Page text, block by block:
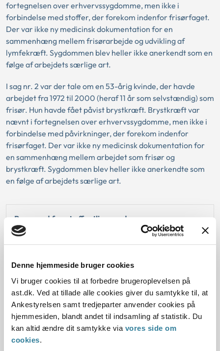
Denne hjemmeside bruger cookies
Vi bruger cookies til at forbedre brugeroplevelsen på
ast.dk. Ved at tillade alle cookies giver du samtykke til, at
Ankestyrelsen samt tredjeparter anvender cookies på
hjemmesiden, blandt andet til indsamling af statistik. Du
kan altid ændre dit samtykke via vores side om
cookies.
fortegnelsen over erhvervssygdomme, men ikke i
forbindelse med stoffer, der forekom indenfor frisørfaget.
Der var ikke ny medicinsk dokumentation for en
sammenhæng mellem frisørarbejde og udvikling af
lymfekræft. Sygdommen blev heller ikke anerkendt som en
følge af arbejdets særlige art.
I sag nr. 2 var der tale om en 53-årig kvinde, der havde
arbejdet fra 1972 til 2000 (heraf 11 år som selvstændig) som
frisør. Hun havde fået påvist brystkræft. Brystkræft var
nævnt i fortegnelsen over erhvervssygdomme, men ikke i
forbindelse med påvirkninger, der forekom indenfor
frisørfaget. Der var ikke ny medicinsk dokumentation for
en sammenhæng mellem arbejdet som frisør og
brystkræft. Sygdommen blev heller ikke anerkendte som
en følge af arbejdets særlige art.
Baggrund for at offentliggøre denne
principmeddelelse:
De konkrete afgørelser, der dannede grundlag for
de tidligere principmeddelelser